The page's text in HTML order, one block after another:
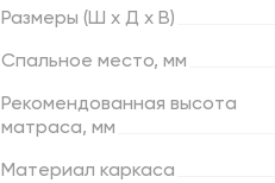
Размеры (Ш х Д х В)
Спальное место, мм
Рекомендованная высота
матраса, мм
Материал каркаса